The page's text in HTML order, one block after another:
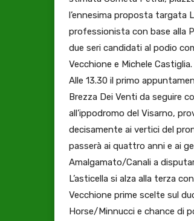
l’ennesima proposta targata
professionista con base alla
due seri candidati al podio
Vecchione e Michele Castiglia.
Alle 13.30 il primo
Brezza Dei Venti da seguire
all’ippodromo del Visarno,
decisamente ai vertici del
passerà ai quattro anni e ai
Amalgamato/Canali a
L’asticella si alza alla terza
Vecchione prime scelte sul
Horse/Minnucci e chance di